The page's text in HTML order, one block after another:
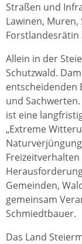
Straßen und
Lawinen,
Forstlandesrätin
Allein in der
Schutzwald.
entscheidenden
und
ist eine
„Extreme
Gemeinden,
gemeinsam
Schmiedtbauer.
Das Land